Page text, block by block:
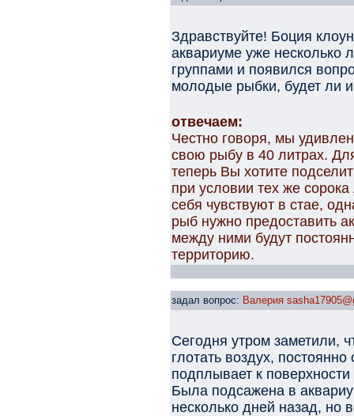
Здравствуйте! Боция
аквариуме уже несколько
группами и появился
молодые рыбки, будет ли
отвечаем:
Честно говоря, мы
свою рыбу в 40 литрах.
теперь Вы хотите
при условии тех же
себя чувствуют в стае,
рыб нужно предоставить
между ними будут
территорию.
задал вопрос: Валерия
Сегодня утром заметили,
глотать воздух,
подплывает к
Была подсажена в
несколько дней назад, но